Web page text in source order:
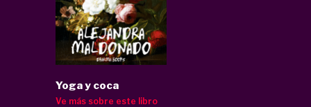
Yoga y coca
Ve más sobre este libro